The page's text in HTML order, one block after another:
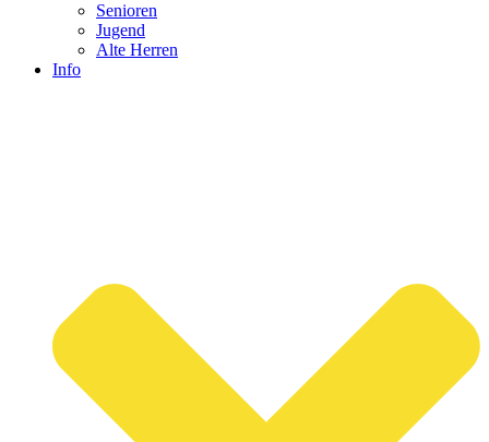
Senioren
Jugend
Alte Herren
Info